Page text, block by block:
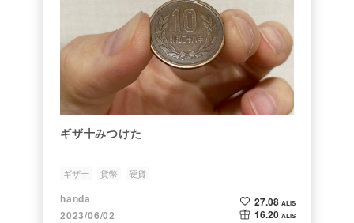
ギザ十みつけた
ギザ十 貨幣 硬貨
handa
2023/06/02
27.08 ALIS
16.20 ALIS